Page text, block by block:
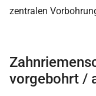
vorgebohrt /